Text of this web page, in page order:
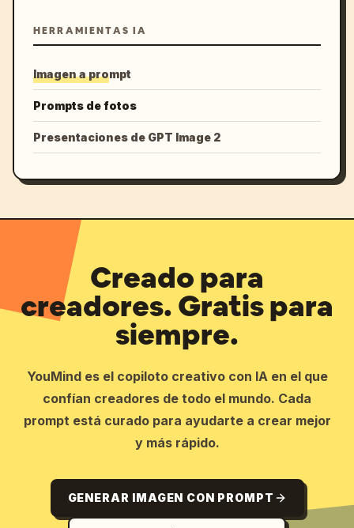
HERRAMIENTAS IA
Imagen a prompt
Prompts de fotos
Presentaciones de GPT Image 2
Creado para
creadores. Gratis para
siempre.
YouMind es el copiloto creativo con IA en el que
confían creadores de todo el mundo. Cada
prompt está curado para ayudarte a crear mejor
y más rápido.
GENERAR IMAGEN CON PROMPT